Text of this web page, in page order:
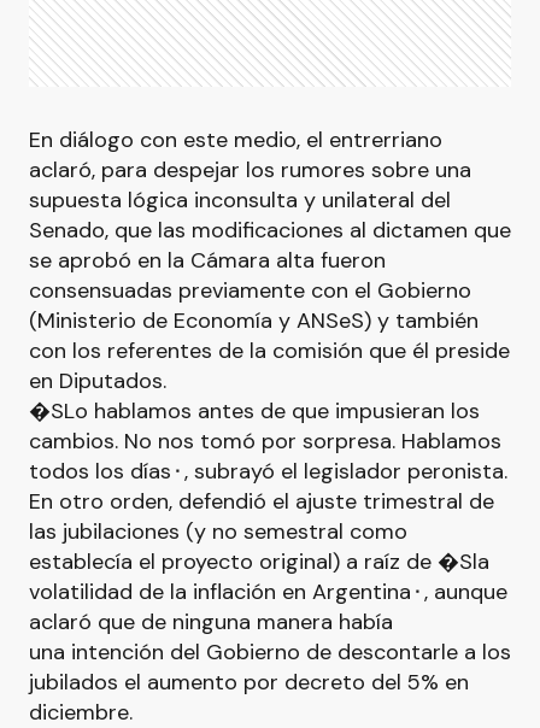
En diálogo con este medio, el entrerriano
aclaró, para despejar los rumores sobre una
supuesta lógica inconsulta y unilateral del
Senado, que las modificaciones al dictamen que
se aprobó en la Cámara alta fueron
consensuadas previamente con el Gobierno
(Ministerio de Economía y ANSeS) y también
con los referentes de la comisión que él preside
en Diputados.
�SLo hablamos antes de que impusieran los
cambios. No nos tomó por sorpresa. Hablamos
todos los días⬝, subrayó el legislador peronista.
En otro orden, defendió el ajuste trimestral de
las jubilaciones (y no semestral como
establecía el proyecto original) a raíz de �Sla
volatilidad de la inflación en Argentina⬝, aunque
aclaró que de ninguna manera había
una intención del Gobierno de descontarle a los
jubilados el aumento por decreto del 5% en
diciembre.